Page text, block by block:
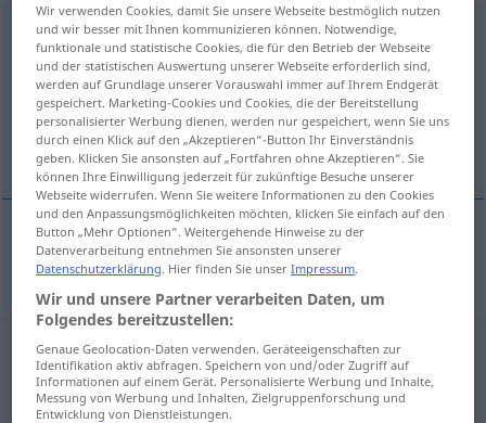
cynikm <-ci/-kové>
Übersicht aller Übersetzungen
(Für mehr Details die Übersetzung anklicken/antippen)
Zyniker
Zynikerm cynik
Wir verwenden Cookies, damit Sie unsere Webseite bestmöglich nutzen
und wir besser mit Ihnen kommunizieren können. Notwendige,
funktionale und statistische Cookies, die für den Betrieb der Webseite
und der statistischen Auswertung unserer Webseite erforderlich sind,
werden auf Grundlage unserer Vorauswahl immer auf Ihrem Endgerät
gespeichert. Marketing-Cookies und Cookies, die der Bereitstellung
personalisierter Werbung dienen, werden nur gespeichert, wenn Sie uns
durch einen Klick auf den „Akzeptieren“-Button Ihr Einverständnis
geben. Klicken Sie ansonsten auf „Fortfahren ohne Akzeptieren“. Sie
können Ihre Einwilligung jederzeit für zukünftige Besuche unserer
Webseite widerrufen. Wenn Sie weitere Informationen zu den Cookies
und den Anpassungsmöglichkeiten möchten, klicken Sie einfach auf den
Button „Mehr Optionen“. Weitergehende Hinweise zu der
Datenverarbeitung entnehmen Sie ansonsten unserer
Datenschutzerklärung. Hier finden Sie unserImpressum.
Wir und unsere Partner verarbeiten Daten, um
Folgendes bereitzustellen:
Genaue Geolocation-Daten verwenden. Geräteeigenschaften zur
Identifikation aktiv abfragen. Speichern von und/oder Zugriff auf
Informationen auf einem Gerät. Personalisierte Werbung und Inhalte,
Messung von Werbung und Inhalten, Zielgruppenforschung und
Entwicklung von Dienstleistungen.